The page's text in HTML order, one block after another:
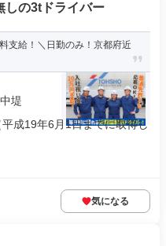
しの3tドライバー
支給！＼日勤のみ！京都府近
堤
成19年6月1日までに取得し
気になる